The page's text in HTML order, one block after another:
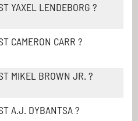
YAXEL LENDEBORG ?
CAMERON CARR ?
MIKEL BROWN JR. ?
A.J. DYBANTSA ?